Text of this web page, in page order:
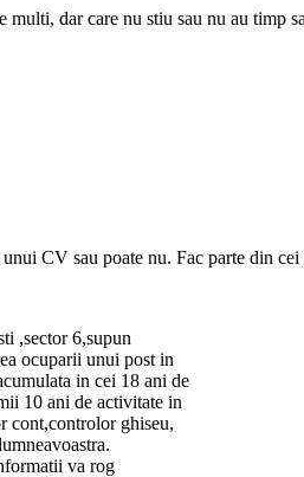
dar care nu stiu sau nu au timp
CV sau poate nu. Fac parte din
,sector 6,supun
ocuparii unui post in
in cei 18 ani de
10 ani de activitate in
cont,controlor ghiseu,
va rog